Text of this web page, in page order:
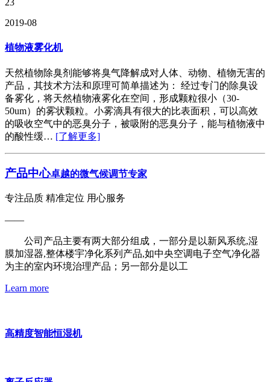
23
2019-08
植物液雾化机
天然植物除臭剂能够将臭气降解成对人体、动物、植物无害的
产品，其技术方法和原理可简单描述为： 经过专门的除臭设
备雾化，将天然植物液雾化在空间，形成颗粒很小（30-
50um）的雾状颗粒。小雾滴具有很大的比表面积，可以高效
的吸收空气中的恶臭分子，被吸附的恶臭分子，能与植物液中
的酸性缓… [了解更多]
产品中心卓越的微气候调节专家
专注品质 精准定位 用心服务
——
公司产品主要有两大部分组成，一部分是以新风系统,湿
膜加湿器,整体楼宇净化系列产品,如中央空调电子空气净化器
为主的室内环境治理产品；另一部分是以工
Learn more
高精度智能恒湿机